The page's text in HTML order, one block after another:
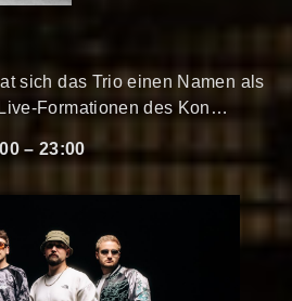
sich das Trio einen Namen als
Formationen des Kon…
–23:00